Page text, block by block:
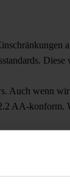
Diese
Auch wenn
AA-konform.
immer